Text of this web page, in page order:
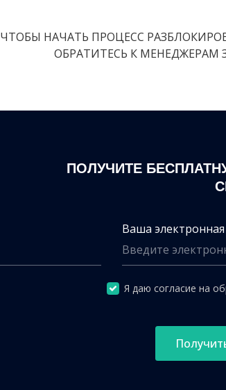
ЧТОБЫ НАЧАТЬ ПРОЦЕСС
ОБРАТИТЕСЬ К
ПОЛУЧИТЕ
Ваша
Я даю согласие на